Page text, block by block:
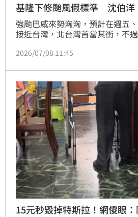
基隆下修颱風假標準 沈伯洋
強颱巴威來勢洶洶，預計在週五
接近台灣，北台灣首當其衝，不
會啟動研判停班課機制，外界也關
人沈伯洋今（8）日受訪表示，
生活圈，標準都應該可以一起討
話，以後一定會有一個討論的平
2026/07/08 11:45
15元秒毀掉特斯拉！網傻眼